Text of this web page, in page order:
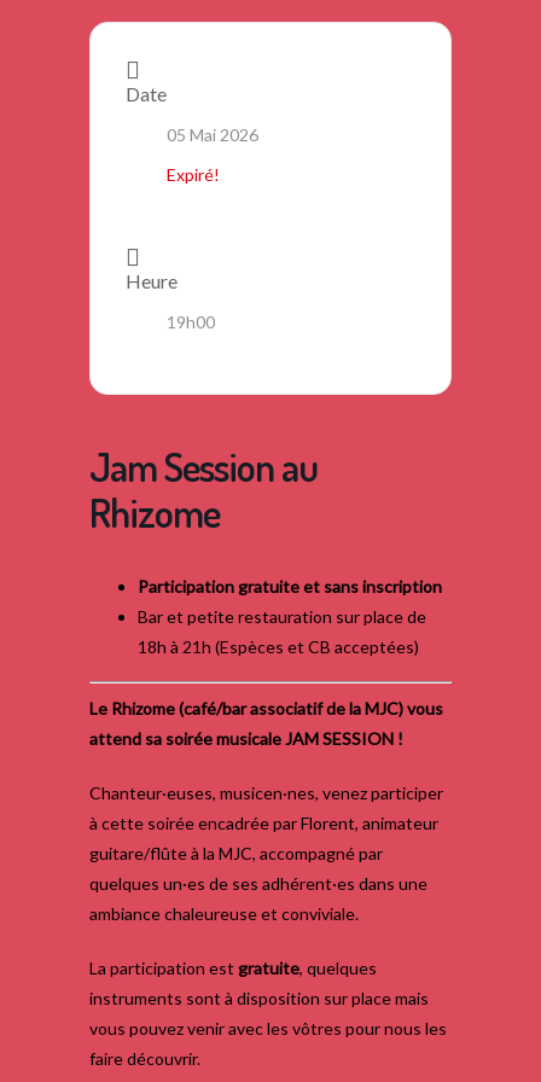
Date
05 Mai 2026
Expiré!
Heure
19h00
Jam Session au
Rhizome
Participation gratuite et sans inscription
Bar et petite restauration sur place de
18h à 21h (Espèces et CB acceptées)
Le Rhizome (café/bar associatif de la MJC) vous
attend sa soirée musicale JAM SESSION !
Chanteur·euses, musicen·nes, venez participer
à cette soirée encadrée par Florent, animateur
guitare/flûte à la MJC, accompagné par
quelques un·es de ses adhérent·es dans une
ambiance chaleureuse et conviviale.
La participation est gratuite, quelques
instruments sont à disposition sur place mais
vous pouvez venir avec les vôtres pour nous les
faire découvrir.